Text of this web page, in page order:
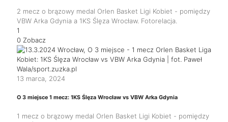
2 mecz o brązowy medal Orlen Basket Ligi Kobiet - pomiędzy
VBW Arka Gdynia a 1KS Ślęza Wrocław. Fotorelacja.
1
0 Zobacz
13 marca, 2024
O 3 miejsce 1 mecz: 1KS Ślęza Wrocław vs VBW Arka Gdynia
1 mecz o brązowy medal Orlen Basket Ligi Kobiet - pomiędzy